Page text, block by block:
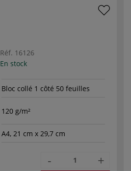
Réf. 16126
En stock
Bloc collé 1 côté 50 feuilles
120 g/m²
A4, 21 cm x 29,7 cm
- +